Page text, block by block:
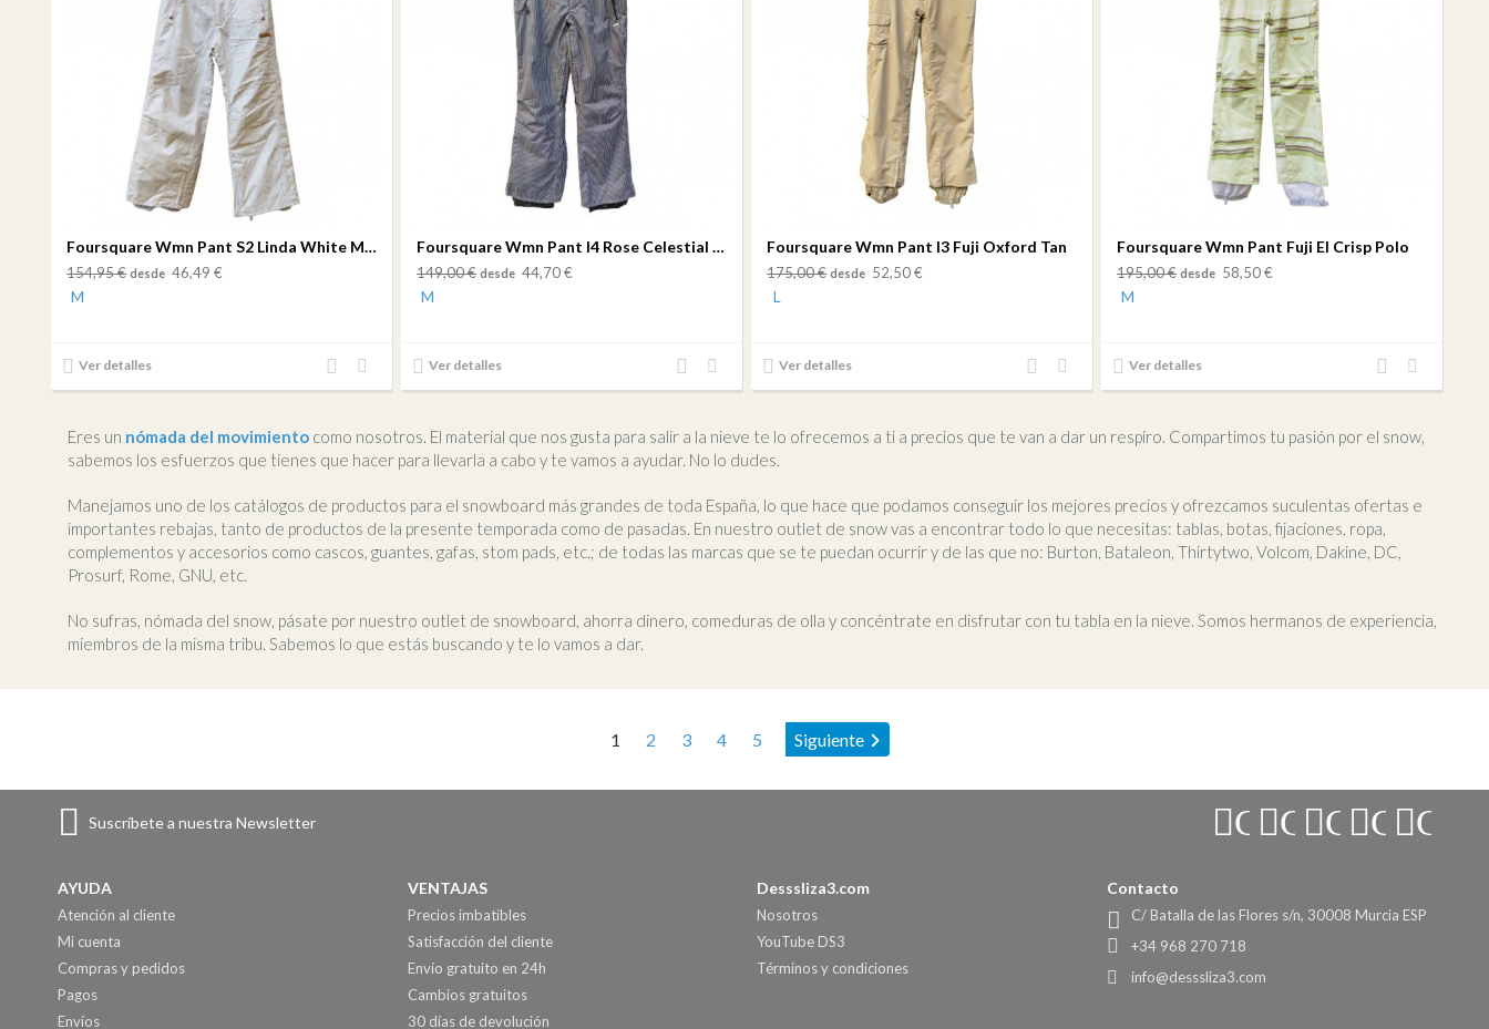
Foursquare Wmn Pant S2 Linda White Multicolor Pin
154,95 € desde 46,49 €
M
Ver detalles
Añadir
deseos
Añadir
al
Foursquare Wmn Pant I4 Rose Celestial Blackout
149,00 € desde 44,70 €
M
Ver detalles
Añadir
de
deseos
Añadir
al
Foursquare Wmn Pant I3 Fuji Oxford Tan
175,00 € desde 52,50 €
L
Ver detalles
Añadir
de
Añadir
al
Foursquare Wmn Pant Fuji El Crisp Polo
195,00 € desde 58,50 €
M
Ver detalles
Añadir
Añadir
al
Eres un nómada del movimiento como nosotros. El material que nos gusta para salir a la nieve te lo ofrecemos a ti a precios que te van a dar un respiro. Compartimos tu pasión por el snow,
sabemos los esfuerzos que tienes que hacer para llevarla a cabo y te vamos a ayudar. No lo dudes.
Manejamos uno de los catálogos de productos para el snowboard más grandes de toda España, lo que hace que podamos conseguir los mejores precios y ofrezcamos suculentas ofertas e
importantes rebajas, tanto de productos de la presente temporada como de pasadas. En nuestro outlet de snow vas a encontrar todo lo que necesitas: tablas, botas, fijaciones, ropa,
complementos y accesorios como cascos, guantes, gafas, stom pads, etc.; de todas las marcas que se te puedan ocurrir y de las que no: Burton, Bataleon, Thirtytwo, Volcom, Dakine, DC,
Prosurf, Rome, GNU, etc.
No sufras, nómada del snow, pásate por nuestro outlet de snowboard, ahorra dinero, comeduras de olla y concéntrate en disfrutar con tu tabla en la nieve. Somos hermanos de experiencia,
miembros de la misma tribu. Sabemos lo que estás buscando y te lo vamos a dar.
1 2 3 4 5 Siguiente
Suscríbete a nuestra Newsletter
Connect
Connect
on
YouTube
Connect
on
Instagram
AYUDA
Atención al cliente
Mi cuenta
Compras y pedidos
Pagos
Envíos
VENTAJAS
Precios imbatibles
Satisfacción del cliente
Envío gratuito en 24h
Cambios gratuitos
30 días de devolución
Desssliza3.com
Nosotros
YouTube DS3
Términos y condiciones
Contacto
C/ Batalla de las Flores s/n, 30008 Murcia ESP
+34 968 270 718
info@desssliza3.com